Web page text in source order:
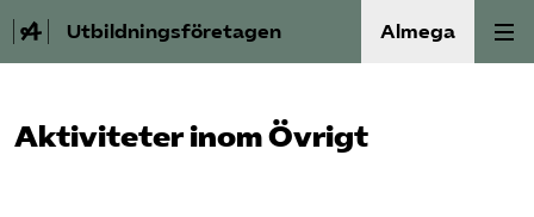
Utbildningsföretagen Almega
Aktiviteter inom Övrigt